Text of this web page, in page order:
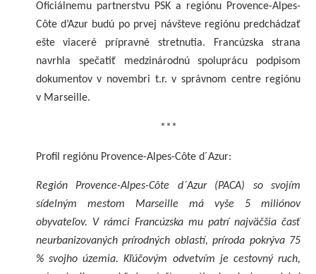
Oficiálnemu partnerstvu PSK a regiónu Provence-Alpes-
Côte d’Azur budú po prvej návšteve regiónu predchádzať
ešte viaceré prípravné stretnutia. Francúzska strana
navrhla spečatiť medzinárodnú spoluprácu podpisom
dokumentov v novembri t.r. v správnom centre regiónu
v Marseille.
***
Profil regiónu Provence-Alpes-Côte d´Azur:
Región Provence-Alpes-Côte d´Azur (PACA) so svojím
sídelným mestom Marseille má vyše 5 miliónov
obyvateľov. V rámci Francúzska mu patrí najväčšia časť
neurbanizovaných prírodných oblastí, príroda pokrýva 75
% svojho územia. Kľúčovým odvetvím je cestovný ruch,